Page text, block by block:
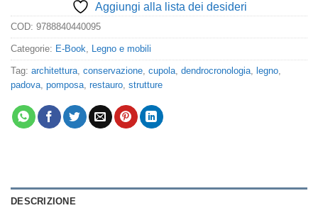
Aggiungi alla lista dei desideri
COD: 9788840440095
Categorie: E-Book, Legno e mobili
Tag: architettura, conservazione, cupola, dendrocronologia, legno,
padova, pomposa, restauro, strutture
DESCRIZIONE